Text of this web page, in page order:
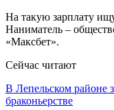
На такую зарплату
Наниматель –
«Максбет».
Сейчас читают
В Лепельском районе
браконьерстве